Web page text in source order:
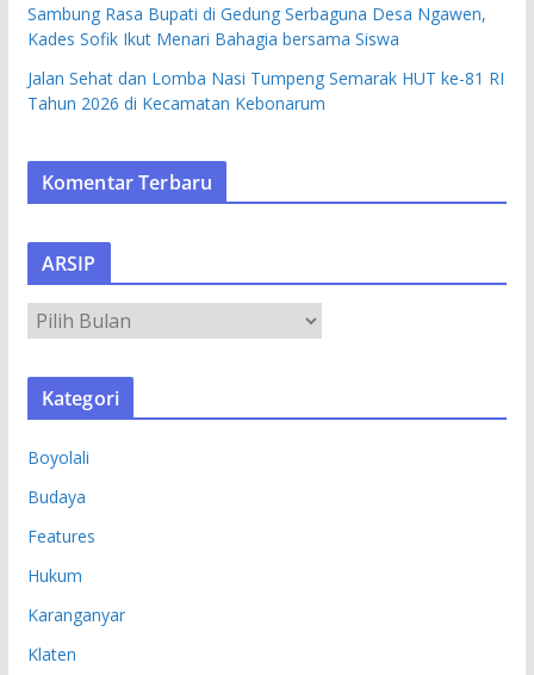
Sambung Rasa Bupati di Gedung Serbaguna Desa Ngawen,
Kades Sofik Ikut Menari Bahagia bersama Siswa
Jalan Sehat dan Lomba Nasi Tumpeng Semarak HUT ke-81 RI
Tahun 2026 di Kecamatan Kebonarum
Komentar Terbaru
ARSIP
R
S
Kategori
Boyolali
Budaya
Features
Hukum
Karanganyar
Klaten